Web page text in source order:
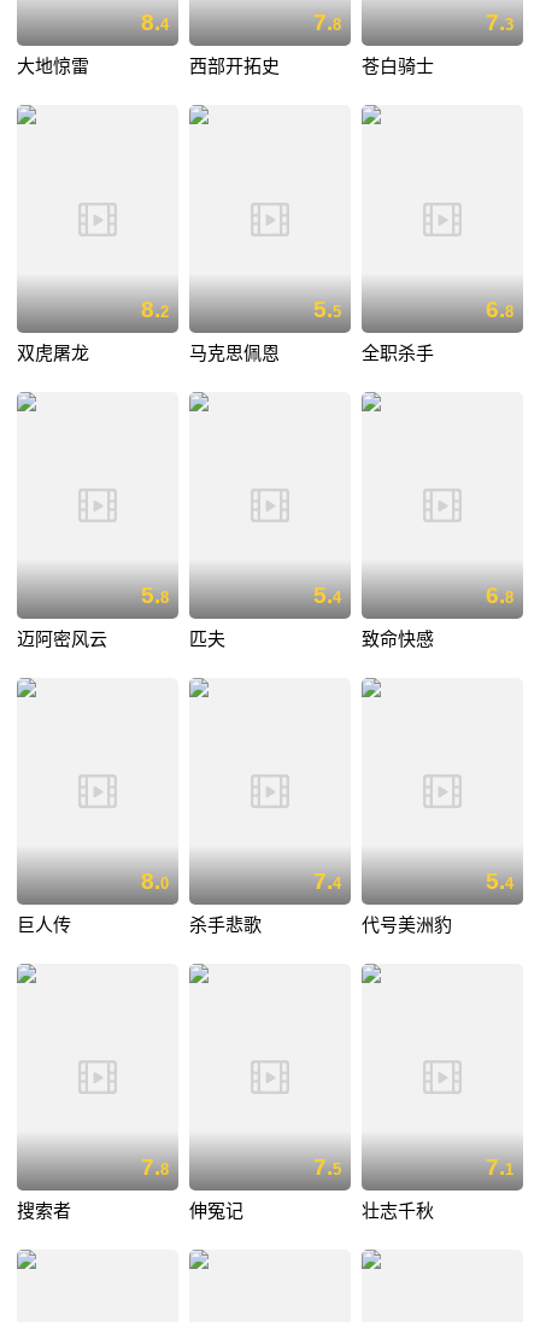
8.4
大地惊雷
7.8
西部开拓史
7.3
苍白骑士
8.2
双虎屠龙
5.5
马克思佩恩
6.8
全职杀手
5.8
迈阿密风云
5.4
匹夫
6.8
致命快感
8.0
巨人传
7.4
杀手悲歌
5.4
代号美洲豹
7.8
搜索者
7.5
伸冤记
7.1
壮志千秋